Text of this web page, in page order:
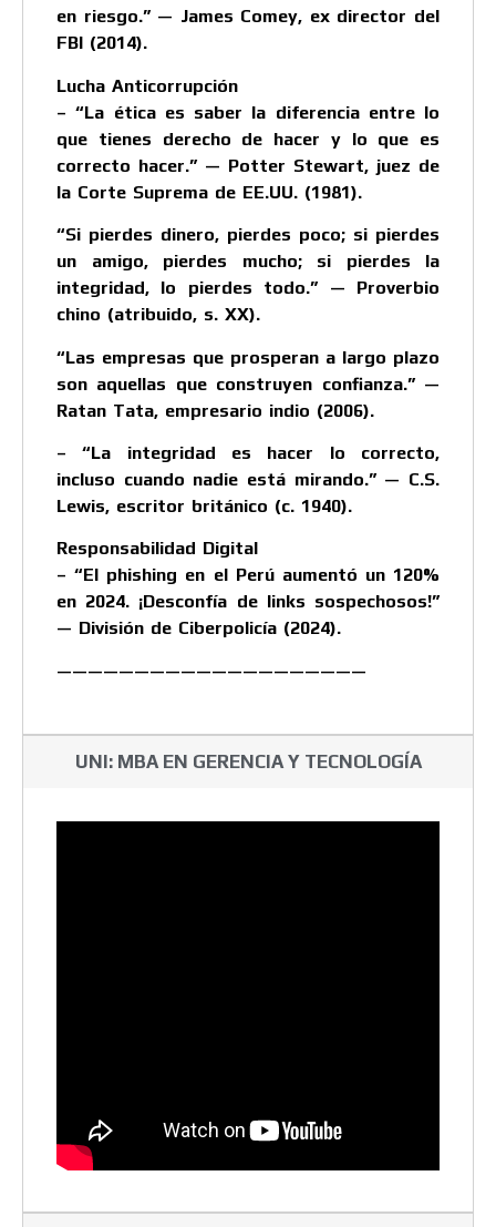
en riesgo.” — James Comey, ex director del
FBI (2014).
Lucha Anticorrupción
– “La ética es saber la diferencia entre lo
que tienes derecho de hacer y lo que es
correcto hacer.” — Potter Stewart, juez de
la Corte Suprema de EE.UU. (1981).
“Si pierdes dinero, pierdes poco; si pierdes
un amigo, pierdes mucho; si pierdes la
integridad, lo pierdes todo.” — Proverbio
chino (atribuido, s. XX).
“Las empresas que prosperan a largo plazo
son aquellas que construyen confianza.” —
Ratan Tata, empresario indio (2006).
– “La integridad es hacer lo correcto,
incluso cuando nadie está mirando.” — C.S.
Lewis, escritor británico (c. 1940).
Responsabilidad Digital
– “El phishing en el Perú aumentó un 120%
en 2024. ¡Desconfía de links sospechosos!”
— División de Ciberpolicía (2024).
————————————————————
UNI: MBA EN GERENCIA Y TECNOLOGÍA